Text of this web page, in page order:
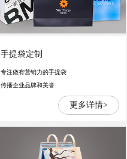
手提袋定制
专注做有营销力的手提袋
传播企业品牌和美誉
更多详情>